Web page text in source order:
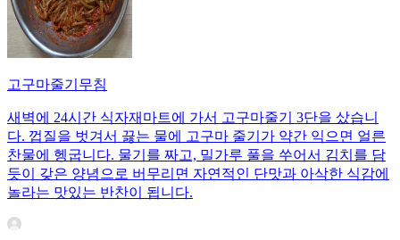
고구마줄기무침
새벽에 24시간 식자재마트에 가서 고구마줄기 3단을 샀습니
다. 껍질을 벗겨서 끓는 물에 고구마 줄기가 약간 익으면 얼른
찬물에 헹굽니다. 물기를 짜고, 밀가루 풀을 쑤어서 김치를 담
듯이 갖은 양념으로 버무리면 자연적인 단맛과 아삭한 식감에
놀라는 맛있는 반찬이 됩니다.